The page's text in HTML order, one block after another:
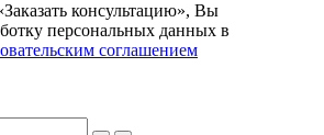
консультацию», Вы
персональных данных в
соглашением